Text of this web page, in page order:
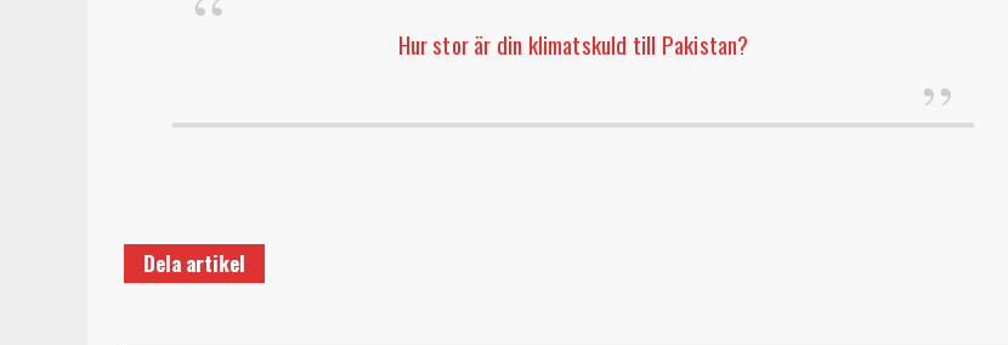
Hur stor är din klimatskuld till Pakistan?
Dela artikel